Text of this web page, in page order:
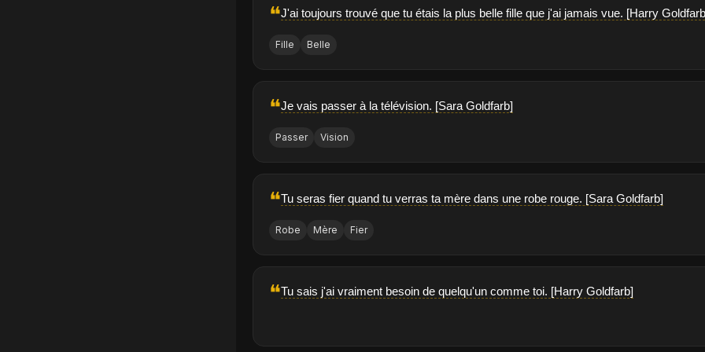
❝J'ai toujours trouvé que tu étais la plus belle fille que j'ai jamais vue. [Harry
Fille Belle
❝Je vais passer à la télévision. [Sara Goldfarb]
Passer Vision
❝Tu seras fier quand tu verras ta mère dans une robe rouge. [Sara Goldfarb]
Robe Mère Fier
❝Tu sais j'ai vraiment besoin de quelqu'un comme toi. [Harry Goldfarb]